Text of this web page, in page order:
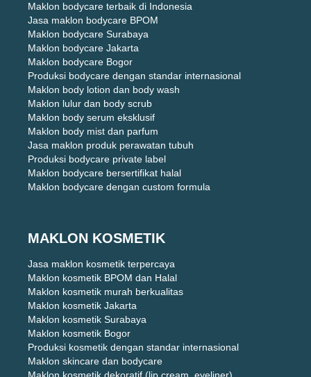
Maklon bodycare terbaik di Indonesia
Jasa maklon bodycare BPOM
Maklon bodycare Surabaya
Maklon bodycare Jakarta
Maklon bodycare Bogor
Produksi bodycare dengan standar internasional
Maklon body lotion dan body wash
Maklon lulur dan body scrub
Maklon body serum eksklusif
Maklon body mist dan parfum
Jasa maklon produk perawatan tubuh
Produksi bodycare private label
Maklon bodycare bersertifikat halal
Maklon bodycare dengan custom formula
MAKLON KOSMETIK
Jasa maklon kosmetik terpercaya
Maklon kosmetik BPOM dan Halal
Maklon kosmetik murah berkualitas
Maklon kosmetik Jakarta
Maklon kosmetik Surabaya
Maklon kosmetik Bogor
Produksi kosmetik dengan standar internasional
Maklon skincare dan bodycare